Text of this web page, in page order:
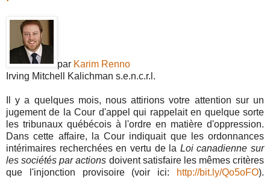
par Karim Renno
Irving Mitchell Kalichman s.e.n.c.r.l.
Il y a quelques mois, nous attirions votre attention sur un
jugement de la Cour d'appel qui rappelait en quelque sorte
les tribunaux québécois à l'ordre en matière d'oppression.
Dans cette affaire, la Cour indiquait que les ordonnances
intérimaires recherchées en vertu de la Loi canadienne sur
les sociétés par actions doivent satisfaire les mêmes critères
que l'injonction provisoire (voir ici:
http://bit.ly/Qo5oFO).